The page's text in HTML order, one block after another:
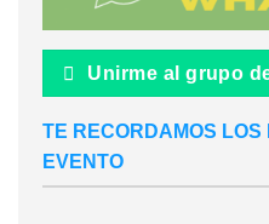
Unirme al grupo
TE RECORDAMOS
EVENTO